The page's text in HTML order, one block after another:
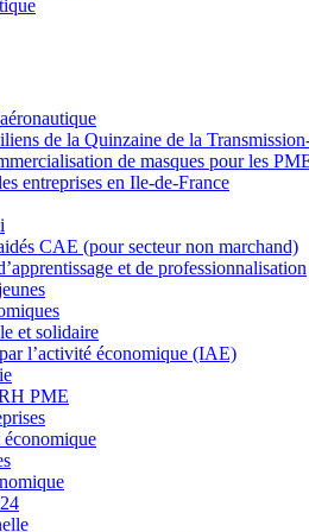
de la Quinzaine de la
de masques pour les
entreprises en Ile-de-France
CAE (pour secteur non marchand)
et de professionnalisation
et solidaire
l’activité économique (IAE)
PME